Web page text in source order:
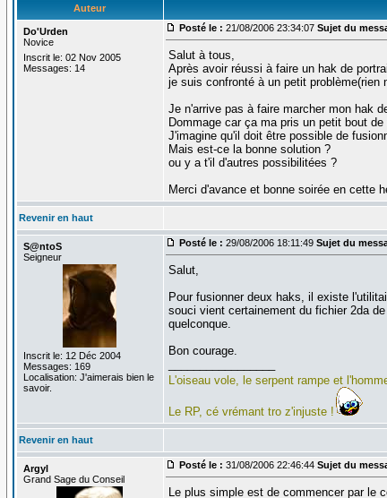
Auteur
Do'Urden
Novice
Inscrit le: 02 Nov 2005
Messages: 14
Posté le : 21/08/2006 23:34:07 Sujet du
Salut à tous,
Après avoir réussi à faire un hak de
je suis confronté à un petit problème(rien
Je n'arrive pas à faire marcher mon hak
Dommage car ça ma pris un petit bout
J'imagine qu'il doit être possible de
Mais est-ce la bonne solution ?
ou y a t'il d'autres possibilitées ?
Merci d'avance et bonne soirée en cette
Revenir en haut
S@ntoS
Seigneur
Inscrit le: 12 Déc 2004
Messages: 169
Localisation: J'aimerais bien le
savoir.
Posté le : 29/08/2006 18:11:49 Sujet du
Salut,
Pour fusionner deux haks, il existe
souci vient certainement du fichier 2da
quelconque.
Bon courage.
L'oiseau vole, le serpent rampe et
Le RP, cé vrémant tro z'injuste !
Revenir en haut
Argyl
Grand Sage du Conseil
Posté le : 31/08/2006 22:46:44 Sujet du
Le plus simple est de commencer par le